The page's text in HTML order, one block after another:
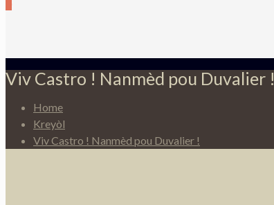
Viv Castro ! Nanmèd pou Duvalier !
Home
Kreyòl
Viv Castro ! Nanmèd pou Duvalier !